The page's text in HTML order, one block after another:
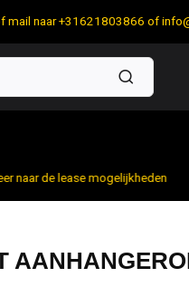
mail naar +31621803866 of
naar de lease mogelijkheden